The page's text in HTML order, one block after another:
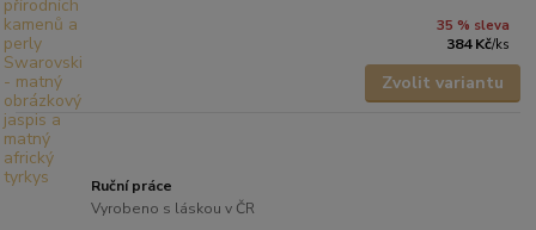
35 % sleva
384 Kč/ks
Zvolit variantu
Ruční práce
Vyrobeno s láskou v ČR